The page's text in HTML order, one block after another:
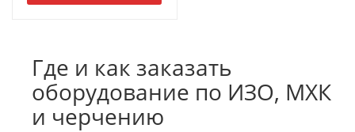
Где и как заказать
оборудование по ИЗО, МХК
и черчению